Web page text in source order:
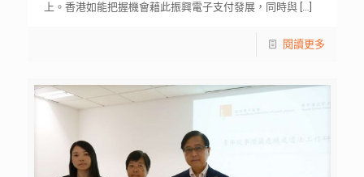
上。香港如能把握機會藉此振興電子支付發展，同時與[…]
閱讀更多